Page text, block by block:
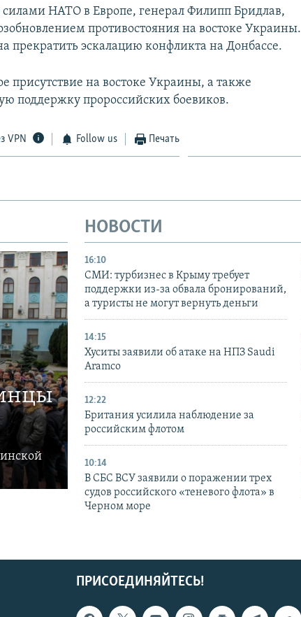
НАТО в Европе, генерал Филипп Бридлав,
противостояния на востоке Украины.
прекратить эскалацию конфликта на Донбассе.
присутствие на востоке Украины, а также
поддержку пророссийских боевиков.
VPN Follow us Печать
НОВОСТИ
16:10
СМИ: турбизнес в Крыму требует
поддержки из-за обвала бронирований,
а туристы не могут вернуть деньги
14:15
Хуситы заявили об атаке на НПЗ Saudi
Aramco
12:22
Британия усилила наблюдение за
российским флотом
10:14
В СБС ВСУ заявили о поражении трех
судов российского «теневого флота» в
Черном море
ПРИСОЕДИНЯЙТЕСЬ!